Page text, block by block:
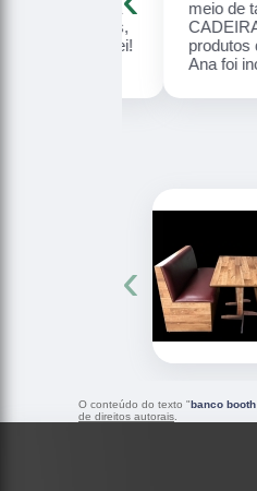
meio de
CADEIRAS.
produtos de
Ana foi
‹
O conteúdo do texto "banco
de direitos autorais